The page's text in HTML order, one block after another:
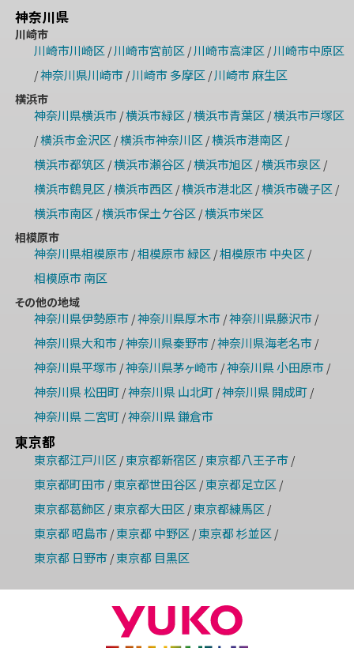
神奈川県
川崎市
川崎市川崎区 / 川崎市宮前区 / 川崎市高津区 / 川崎市中原区
/神奈川県川崎市/ 川崎市 多摩区 / 川崎市 麻生区
横浜市
神奈川県横浜市/横浜市緑区 /横浜市青葉区 /横浜市戸塚区
/横浜市金沢区 /横浜市神奈川区 /横浜市港南区 /
横浜市都筑区 /横浜市瀬谷区 /横浜市旭区 /横浜市泉区 /
横浜市鶴見区 /横浜市西区 /横浜市港北区 /横浜市磯子区 /
横浜市南区 /横浜市保土ケ谷区 /横浜市栄区
相模原市
神奈川県相模原市/相模原市 緑区 /相模原市 中央区 /
相模原市 南区
その他の地域
神奈川県伊勢原市/神奈川県厚木市/神奈川県藤沢市/
神奈川県大和市/神奈川県秦野市/神奈川県海老名市/
神奈川県平塚市/神奈川県茅ヶ崎市/神奈川県 小田原市/
神奈川県 松田町/神奈川県 山北町/神奈川県 開成町/
神奈川県 二宮町/神奈川県 鎌倉市
東京都
東京都江戸川区 / 東京都新宿区 / 東京都八王子市/
東京都町田市/ 東京都世田谷区 / 東京都足立区 /
東京都葛飾区 / 東京都大田区 / 東京都練馬区 /
東京都 昭島市/ 東京都 中野区 / 東京都 杉並区 /
東京都 日野市/ 東京都 目黒区